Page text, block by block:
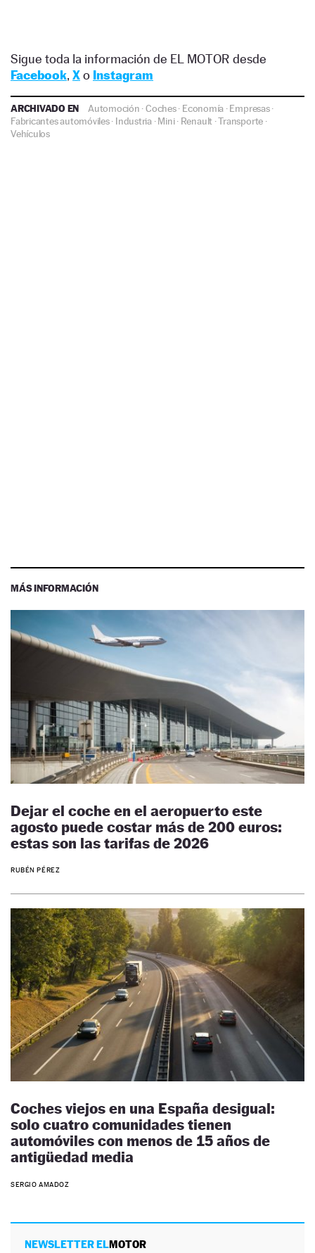
Sigue toda la información de EL MOTOR desde
Facebook, Xo Instagram
ARCHIVADO EN Automoción ·Coches· Economía ·Empresas·
Fabricantes automóviles· Industria·Mini· Renault ·Transporte ·
Vehículos
MÁS INFORMACIÓN
Dejar el coche en el aeropuerto este
agosto puede costar más de 200 euros:
estas son las tarifas de 2026
RUBÉN PÉREZ
Coches viejos en una España desigual:
solo cuatro comunidades tienen
automóviles con menos de 15 años de
antigüedad media
SERGIO AMADOZ
NEWSLETTER ELMOTOR